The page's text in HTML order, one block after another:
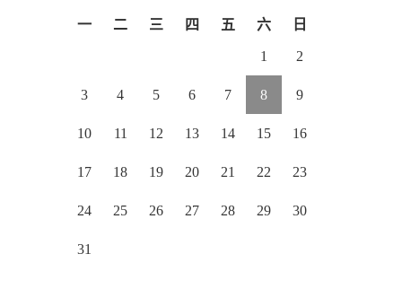
一 二 三 四 五 六 日
1 2
3 4 5 6 7 8 9
10 11 12 13 14 15 16
17 18 19 20 21 22 23
24 25 26 27 28 29 30
31